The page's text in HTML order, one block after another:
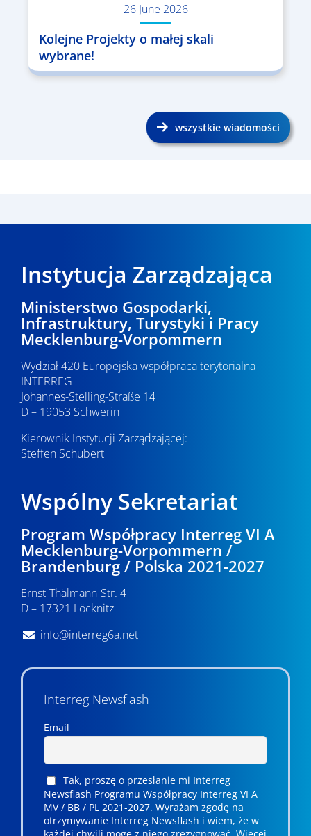
26 June 2026
Kolejne Projekty o małej skali
wybrane!
wszystkie wiadomości
Instytucja Zarządzająca
Ministerstwo Gospodarki,
Infrastruktury, Turystyki i Pracy
Mecklenburg-Vorpommern
Wydział 420 Europejska współpraca terytorialna
INTERREG
Johannes-Stelling-Straße 14
D – 19053 Schwerin
Kierownik Instytucji Zarządzającej:
Steffen Schubert
Wspólny Sekretariat
Program Współpracy Interreg VI A
Mecklenburg-Vorpommern /
Brandenburg / Polska 2021-2027
Ernst-Thälmann-Str. 4
D – 17321 Löcknitz
info@interreg6a.net
Interreg Newsflash
Email
Tak, proszę o przesłanie mi Interreg
Newsflash Programu Współpracy Interreg VI A
MV / BB / PL 2021-2027. Wyrażam zgodę na
otrzymywanie Interreg Newsflash i wiem, że w